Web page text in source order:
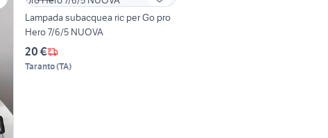
Lampada subacquea ric per Go pro
Hero 7/6/5 NUOVA
20 €
Taranto(TA)